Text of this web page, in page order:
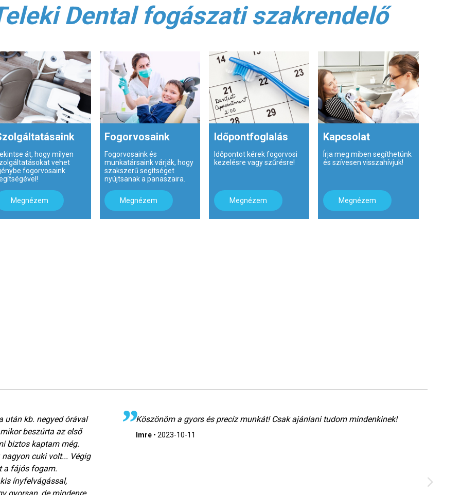
Dental fogászati szakrendelő
át, hogy milyen
vehet
fogorvosaink
Megnézem
Fogorvosaink
Fogorvosaink és
munkatársaink várják, hogy
szakszerű segítséget
nyújtsanak a panaszaira.
Megnézem
Időpontfoglalás
Időpontot kérek fogorvosi
kezelésre vagy szűrésre!
Megnézem
Kapcsolat
Írja meg miben segíthetünk
és szívesen visszahívjuk!
Megnézem
után kb. negyed órával
beszúrta az első
biztos kaptam még.
cuki volt... Végig
a fájós fogam.
ínyfelvágással,
Köszönöm a gyors és precíz munkát! Csak ajánlani tudom mindenkinek!
Imre •2023-10-11